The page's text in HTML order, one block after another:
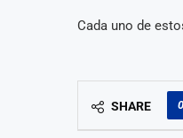
Cada uno de
SHARE 0